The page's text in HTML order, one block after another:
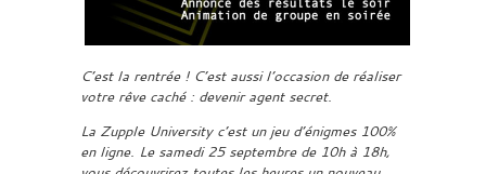
C’est la rentrée ! C’est aussi l’occasion de réaliser
votre rêve caché : devenir agent secret.
La Zupple University c’est un jeu d’énigmes 100%
en ligne. Le samedi 25 septembre de 10h à 18h,